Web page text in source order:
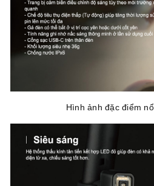
Hình ảnh đặc điểm